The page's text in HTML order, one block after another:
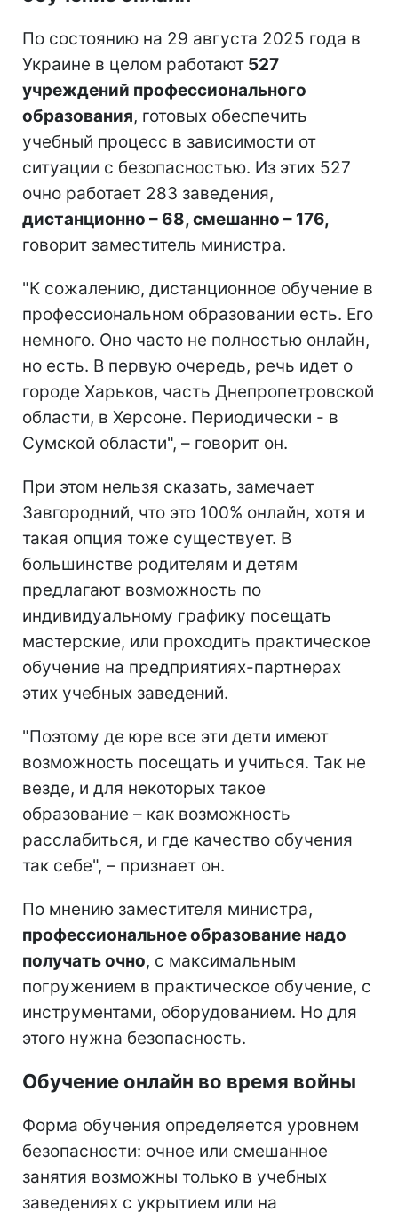
По состоянию на 29 августа 2025 года в
Украине в целом работают 527
учреждений профессионального
образования, готовых обеспечить
учебный процесс в зависимости от
ситуации с безопасностью. Из этих 527
очно работает 283 заведения,
дистанционно – 68, смешанно – 176,
говорит заместитель министра.
"К сожалению, дистанционное обучение в
профессиональном образовании есть. Его
немного. Оно часто не полностью онлайн,
но есть. В первую очередь, речь идет о
городе Харьков, часть Днепропетровской
области, в Херсоне. Периодически - в
Сумской области", – говорит он.
При этом нельзя сказать, замечает
Завгородний, что это 100% онлайн, хотя и
такая опция тоже существует. В
большинстве родителям и детям
предлагают возможность по
индивидуальному графику посещать
мастерские, или проходить практическое
обучение на предприятиях-партнерах
этих учебных заведений.
"Поэтому де юре все эти дети имеют
возможность посещать и учиться. Так не
везде, и для некоторых такое
образование – как возможность
расслабиться, и где качество обучения
так себе", – признает он.
По мнению заместителя министра,
профессиональное образование надо
получать очно, с максимальным
погружением в практическое обучение, с
инструментами, оборудованием. Но для
этого нужна безопасность.
Обучение онлайн во время войны
Форма обучения определяется уровнем
безопасности: очное или смешанное
занятия возможны только в учебных
заведениях с укрытием или на